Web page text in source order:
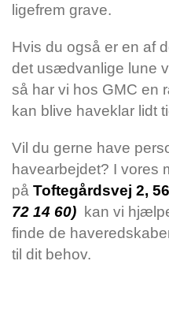
ligefrem grave.
Hvis du også er en af
det usædvanlige lune
så har vi hos GMC en
kan blive haveklar lidt
Vil du gerne have
havearbejdet? I vores
på Toftegårdsvej 2,
72 14 60) kan vi
finde de
til dit behov.